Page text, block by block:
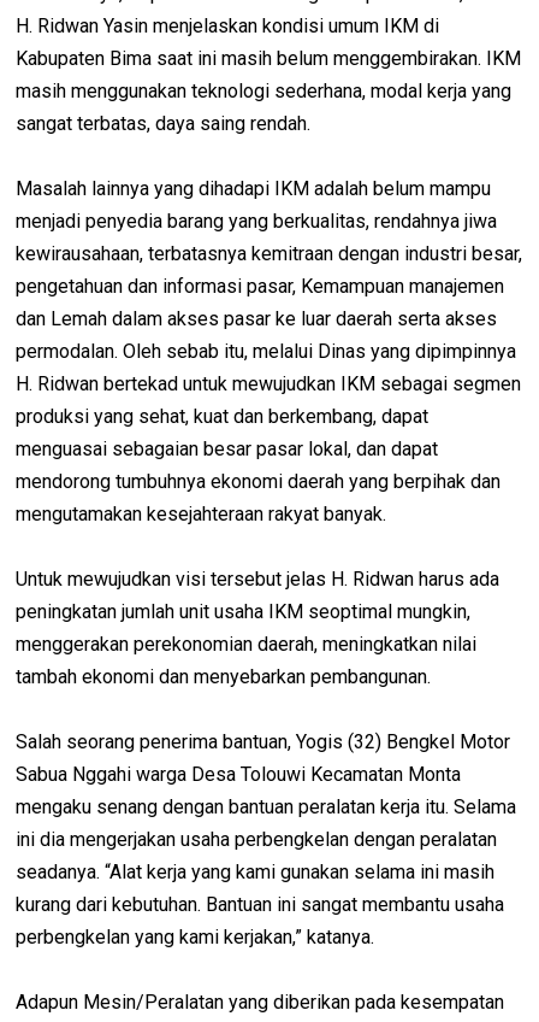
H. Ridwan Yasin menjelaskan kondisi umum IKM di
Kabupaten Bima saat ini masih belum menggembirakan. IKM
masih menggunakan teknologi sederhana, modal kerja yang
sangat terbatas, daya saing rendah.
Masalah lainnya yang dihadapi IKM adalah belum mampu
menjadi penyedia barang yang berkualitas, rendahnya jiwa
kewirausahaan, terbatasnya kemitraan dengan industri besar,
pengetahuan dan informasi pasar, Kemampuan manajemen
dan Lemah dalam akses pasar ke luar daerah serta akses
permodalan. Oleh sebab itu, melalui Dinas yang dipimpinnya
H. Ridwan bertekad untuk mewujudkan IKM sebagai segmen
produksi yang sehat, kuat dan berkembang, dapat
menguasai sebagaian besar pasar lokal, dan dapat
mendorong tumbuhnya ekonomi daerah yang berpihak dan
mengutamakan kesejahteraan rakyat banyak.
Untuk mewujudkan visi tersebut jelas H. Ridwan harus ada
peningkatan jumlah unit usaha IKM seoptimal mungkin,
menggerakan perekonomian daerah, meningkatkan nilai
tambah ekonomi dan menyebarkan pembangunan.
Salah seorang penerima bantuan, Yogis (32) Bengkel Motor
Sabua Nggahi warga Desa Tolouwi Kecamatan Monta
mengaku senang dengan bantuan peralatan kerja itu. Selama
ini dia mengerjakan usaha perbengkelan dengan peralatan
seadanya. “Alat kerja yang kami gunakan selama ini masih
kurang dari kebutuhan. Bantuan ini sangat membantu usaha
perbengkelan yang kami kerjakan,” katanya.
Adapun Mesin/Peralatan yang diberikan pada kesempatan